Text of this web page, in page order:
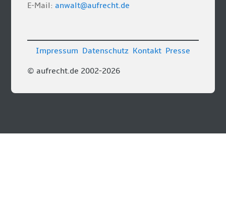
E-Mail:anwalt@aufrecht.de
© aufrecht.de 2002-2026
Impressum Datenschutz Kontakt Presse